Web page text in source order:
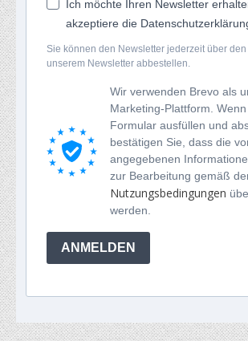
Ich möchte Ihren Newsletter
akzeptiere die
Sie können den Newsletter jederzeit über
unserem Newsletter abbestellen.
Wir verwenden Brevo als
Marketing-Plattform.
Formular ausfüllen und
bestätigen Sie, dass die
angegebenen
zur Bearbeitung gemäß
Nutzungsbedingungen
werden.
ANMELDEN